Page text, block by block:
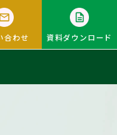
合わせ 資料ダウンロード